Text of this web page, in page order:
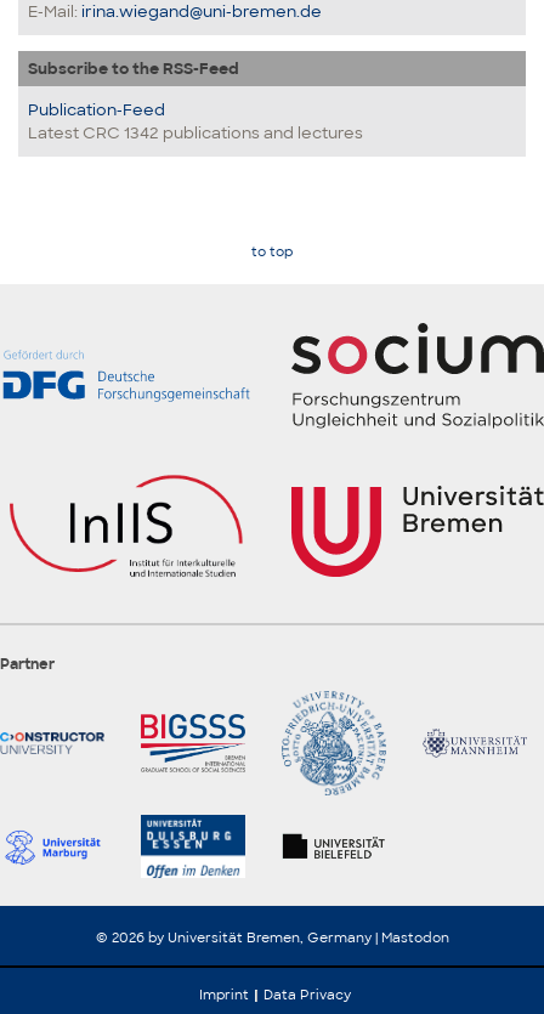
E-Mail: irina.wiegand@uni-bremen.de
Subscribe to the RSS-Feed
Publication-Feed
Latest CRC 1342 publications and lectures
to top
Partner
© 2026 by Universität Bremen, Germany | Mastodon
Imprint Data Privacy